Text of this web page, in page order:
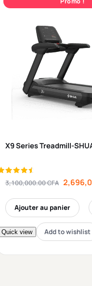
X9 Series Treadmill-
Note
4.80
3,100,000.00CFA
Ajouter au panier
Quick view Add to wishlist